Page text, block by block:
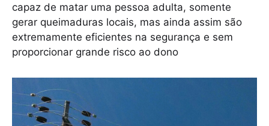
capaz de matar uma pessoa adulta, somente
gerar queimaduras locais, mas ainda assim são
extremamente eficientes na segurança e sem
proporcionar grande risco ao dono